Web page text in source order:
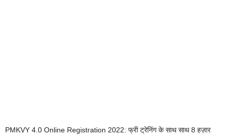
PMKVY 4.0 Online Registration 2022: फ्री ट्रेनिंग के साथ साथ 8 हज़ार